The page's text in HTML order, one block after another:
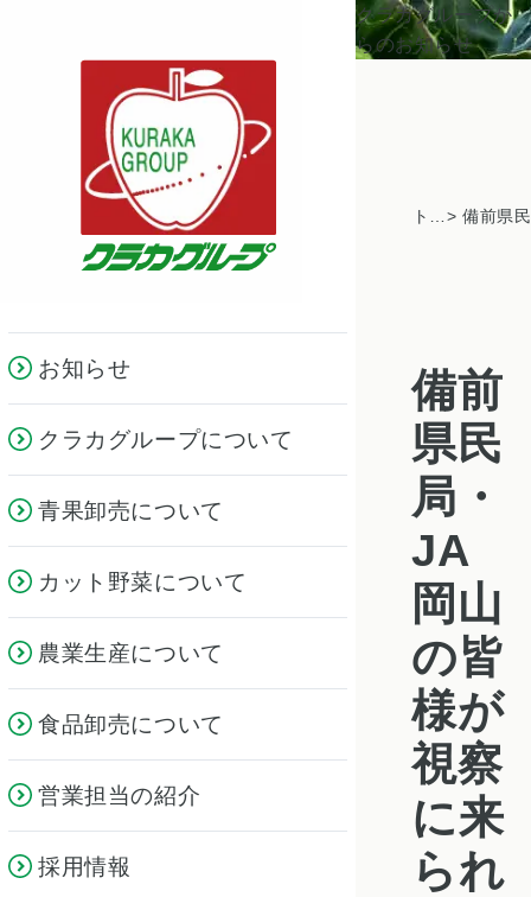
お知らせ
クラカグループについて
青果卸売について
カット野菜について
農業生産について
食品卸売について
営業担当の紹介
採用情報
クラカグループか
らのお知らせ
トピックス一覧
備前
県民
局・
JA
岡山
の皆
様が
視察
に来
られ